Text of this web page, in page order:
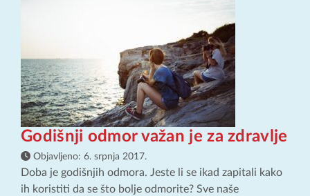
Godišnji odmor važan je za zdravlje
Objavljeno: 6. srpnja 2017.
Doba je godišnjih odmora. Jeste li se ikad zapitali kako
ih koristiti da se što bolje odmorite? Sve naše